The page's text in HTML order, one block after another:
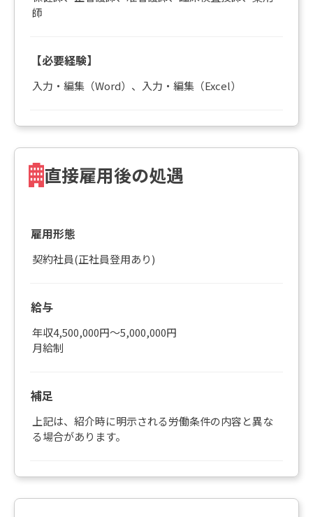
師
【必要経験】
入力・編集（Word）、入力・編集（Excel）
直接雇用後の処遇
雇用形態
契約社員(正社員登用あり)
給与
年収4,500,000円～5,000,000円
月給制
補足
上記は、紹介時に明示される労働条件の内容と異な
る場合があります。